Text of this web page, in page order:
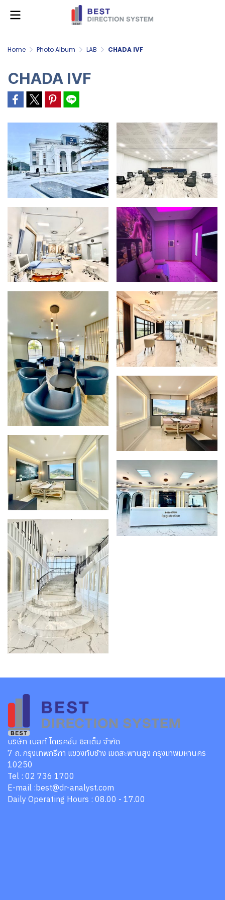
Home Photo Album LAB CHADA IVF
CHADA IVF
บริษัท เบสท์ ไดเรคชั่น ซิสเต็ม จำกัด
7 ถ. กรุงเทพกรีฑา แขวงทับช้าง เขตสะพานสูง กรุงเทพมหานคร
10250
Tel : 02 736 1700
E-mail :best@dr-analyst.com
Daily Operating Hours : 08.00 - 17.00